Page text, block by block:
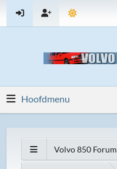
Hoofdmenu
Volvo 850 Forum